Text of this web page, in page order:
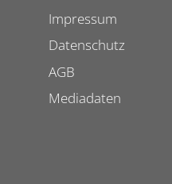
Impressum
Datenschutz
AGB
Mediadaten